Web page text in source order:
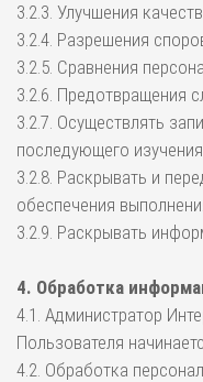
3.2.3. Улучшения
3.2.4. Разрешения
3.2.5. Сравнения
3.2.6. Предотвращения
3.2.7. Осуществлять
последующего
3.2.8. Раскрывать и
обеспечения
3.2.9. Раскрывать
4. Обработка
4.1. Администратор
Пользователя
4.2. Обработка